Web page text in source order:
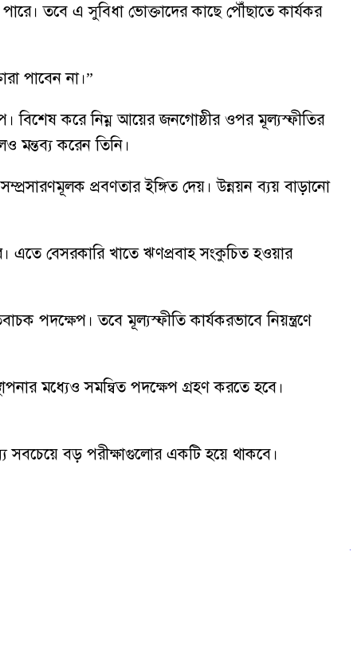
তবে এ সুবিধা ভোক্তাদের কাছে পৌঁছাতে কার্যকর
পাবেন না।”
বিশেষ করে নিম্ন আয়ের জনগোষ্ঠীর ওপর মূল্যস্ফীতির
মন্তব্য করেন তিনি।
প্রবণতার ইঙ্গিত দেয়। উন্নয়ন ব্যয় বাড়ানো
এতে বেসরকারি খাতে ঋণপ্রবাহ সংকুচিত হওয়ার
পদক্ষেপ। তবে মূল্যস্ফীতি কার্যকরভাবে নিয়ন্ত্রণে
মধ্যেও সমন্বিত পদক্ষেপ গ্রহণ করতে হবে।
সবচেয়ে বড় পরীক্ষাগুলোর একটি হয়ে থাকবে।